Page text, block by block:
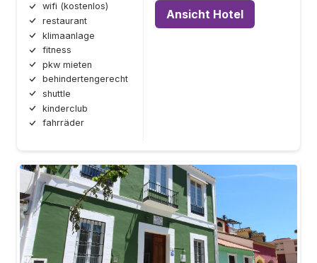
wifi (kostenlos)
restaurant
klimaanlage
fitness
pkw mieten
behindertengerecht
shuttle
kinderclub
fahrräder
Ansicht Hotel